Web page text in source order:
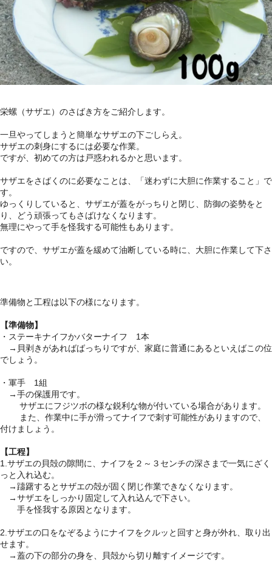
栄螺（サザエ）のさばき方をご紹介します。
一旦やってしまうと簡単なサザエの下ごしらえ。
サザエの刺身にするには必要な作業。
ですが、初めての方は戸惑われるかと思います。
サザエをさばくのに必要なことは、「迷わずに大胆に作業すること」で
す。
ゆっくりしていると、サザエが蓋をがっちりと閉じ、防御の姿勢をと
り、どう頑張ってもさばけなくなります。
無理にやって手を怪我する可能性もあります。
ですので、サザエが蓋を緩めて油断している時に、大胆に作業して下さ
い。
準備物と工程は以下の様になります。
【準備物】
・ステーキナイフかバターナイフ 1本
→貝剥きがあればばっちりですが、家庭に普通にあるといえばこの位
でしょう。
・軍手 1組
→手の保護用です。
サザエにフジツボの様な鋭利な物が付いている場合があります。
また、作業中に手が滑ってナイフで刺す可能性がありますので、
付けましょう。
【工程】
1.サザエの貝殻の隙間に、ナイフを２～３センチの深さまで一気にざく
っと入れ込む。
→躊躇するとサザエの殻が固く閉じ作業できなくなります。
→サザエをしっかり固定して入れ込んで下さい。
手を怪我する原因となります。
2.サザエの口をなぞるようにナイフをクルッと回すと身が外れ、取り出
せます。
→蓋の下の部分の身を、貝殻から切り離すイメージです。